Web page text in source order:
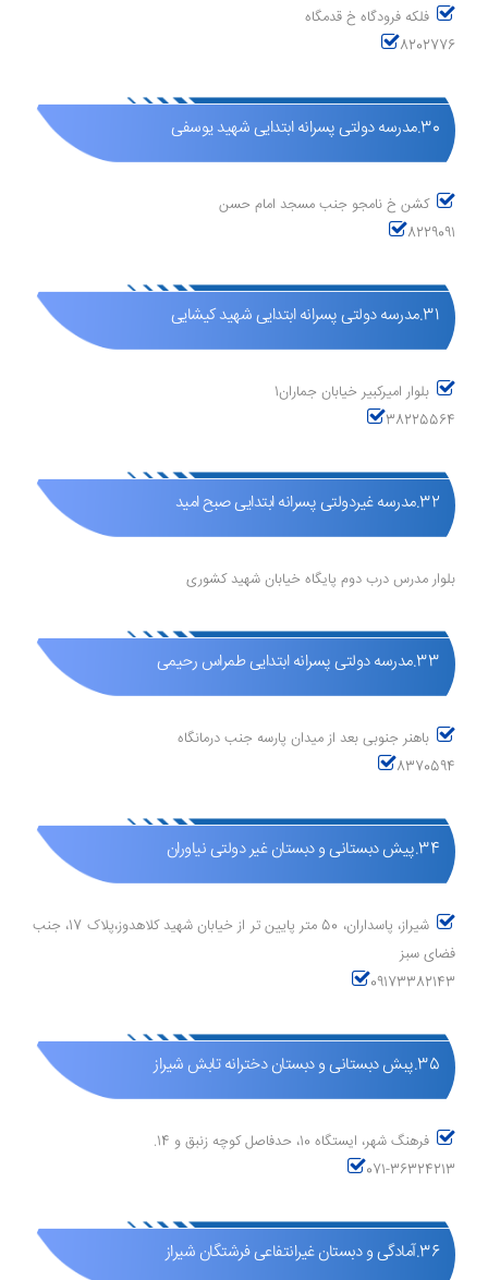
فلکه فرودگاه خ قدمگاه
8202776
30.مدرسه دولتی پسرانه ابتدایی شهید یوسفی
کشن خ نامجو جنب مسجد امام حسن
8229091
31.مدرسه دولتی پسرانه ابتدایی شهید کیشایی
بلوار امیرکبیر خیابان جماران1
38225564
32.مدرسه غیردولتی پسرانه ابتدایی صبح امید
بلوار مدرس درب دوم پایگاه خیابان شهید کشوری
33.مدرسه دولتی پسرانه ابتدایی طمراس رحیمی
باهنر جنوبی بعد از میدان پارسه جنب درمانگاه
8370594
34.پیش دبستانی و دبستان غیر دولتی نیاوران
شیراز، پاسداران، 50 متر پایین تر از خیابان شهید کلاهدوز،پلاک 17، جنب
فضای سبز
09173382143
35.پبش دبستانی و دبستان دخترانه تابش شیراز
فرهنگ شهر، ایستگاه 10، حدفاصل کوچه زنبق و 14.
071-36324213
36.آمادگی و دبستان غیرانتفاعی فرشتگان شیراز